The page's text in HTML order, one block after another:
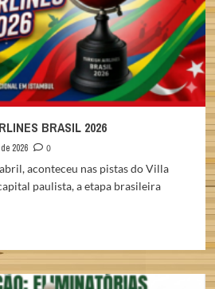
BRASIL 2026
2026
0
aconteceu nas pistas do Villa
paulista, a etapa brasileira